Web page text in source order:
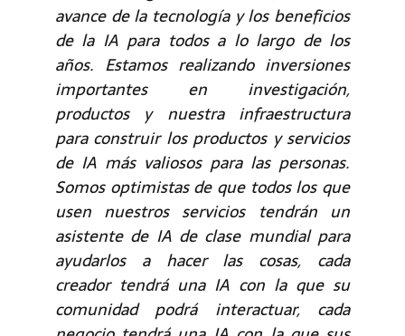
avance de la tecnología y los beneficios
de la IA para todos a lo largo de los
años. Estamos realizando inversiones
importantes en investigación,
productos y nuestra infraestructura
para construir los productos y servicios
de IA más valiosos para las personas.
Somos optimistas de que todos los que
usen nuestros servicios tendrán un
asistente de IA de clase mundial para
ayudarlos a hacer las cosas, cada
creador tendrá una IA con la que su
comunidad podrá interactuar, cada